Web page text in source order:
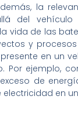
la
del
vida de las
y
en un
Por ejemplo,
de
en